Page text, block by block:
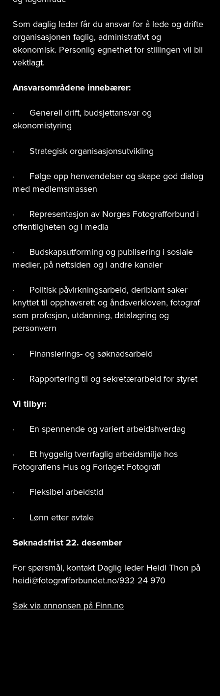
Som daglig leder får du ansvar for å lede og drifte
organisasjonen faglig, administrativt og
økonomisk. Personlig egnethet for stillingen vil bli
vektlagt.
Ansvarsområdene innebærer:
· Generell drift, budsjettansvar og
økonomistyring
· Strategisk organisasjonsutvikling
· Følge opp henvendelser og skape god dialog
med medlemsmassen
· Representasjon av Norges Fotografforbund i
offentligheten og i media
· Budskapsutforming og publisering i sosiale
medier, på nettsiden og i andre kanaler
· Politisk påvirkningsarbeid, deriblant saker
knyttet til opphavsrett og åndsverkloven, fotograf
som profesjon, utdanning, datalagring og
personvern
· Finansierings- og søknadsarbeid
· Rapportering til og sekretærarbeid for styret
Vi tilbyr:
· En spennende og variert arbeidshverdag
· Et hyggelig tverrfaglig arbeidsmiljø hos
Fotografiens Hus og Forlaget Fotografi
· Fleksibel arbeidstid
· Lønn etter avtale
Søknadsfrist 22. desember
For spørsmål, kontakt Daglig leder Heidi Thon på
heidi@fotografforbundet.no/932 24 970
Søk via annonsen på Finn.no